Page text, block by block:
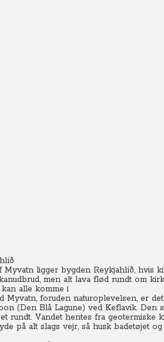
ligger bygden Reykjahlíð, hvis
men alt lava flød rundt om
alle komme i
Myvatn, foruden naturoplevelsen, er
(Den Blå Lagune) ved Keflavik.
rundt. Vandet hentes fra
på alt slags vejr, så husk badetøjet